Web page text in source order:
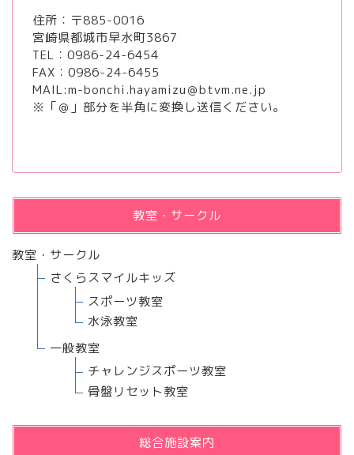
住所：〒885-0016
宮崎県都城市早水町3867
TEL： 0986-24-6454
FAX：0986-24-6455
MAIL:m-bonchi.hayamizu＠btvm.ne.jp
※「＠」部分を半角に変換し送信ください。
教室・サークル
教室・サークル
さくらスマイルキッズ
スポーツ教室
水泳教室
一般教室
チャレンジスポーツ教室
骨盤リセット教室
総合施設案内